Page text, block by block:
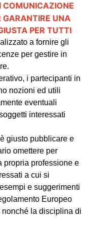
COMUNICAZIONE
GARANTIRE UNA
PER TUTTI
a fornire gli
per gestire in
i partecipanti in
nozioni ed utili
eventuali
interessati
giusto pubblicare e
omettere per
propria professione e
a cui si
e suggerimenti
Europeo
la disciplina di